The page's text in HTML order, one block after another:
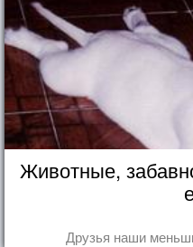
Животные,
Друзья наши